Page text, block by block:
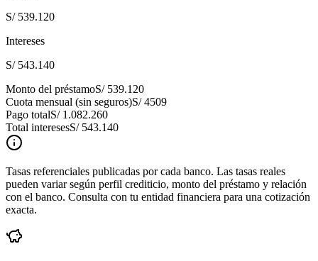
S/ 539.120
Intereses
S/ 543.140
Monto del préstamoS/ 539.120
Cuota mensual (sin seguros)S/ 4509
Pago totalS/ 1.082.260
Total interesesS/ 543.140
Tasas referenciales publicadas por cada banco. Las tasas reales
pueden variar según perfil crediticio, monto del préstamo y relación
con el banco. Consulta con tu entidad financiera para una cotización
exacta.